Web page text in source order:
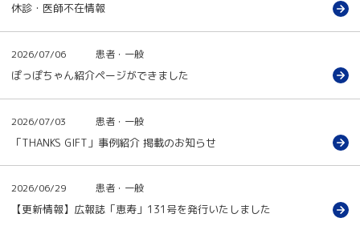
休診・医師不在情報
2026/07/06 患者・一般
ぽっぽちゃん紹介ページができました
2026/07/03 患者・一般
「THANKS GIFT」事例紹介 掲載のお知らせ
2026/06/29 患者・一般
【更新情報】広報誌「恵寿」131号を発行いたしました